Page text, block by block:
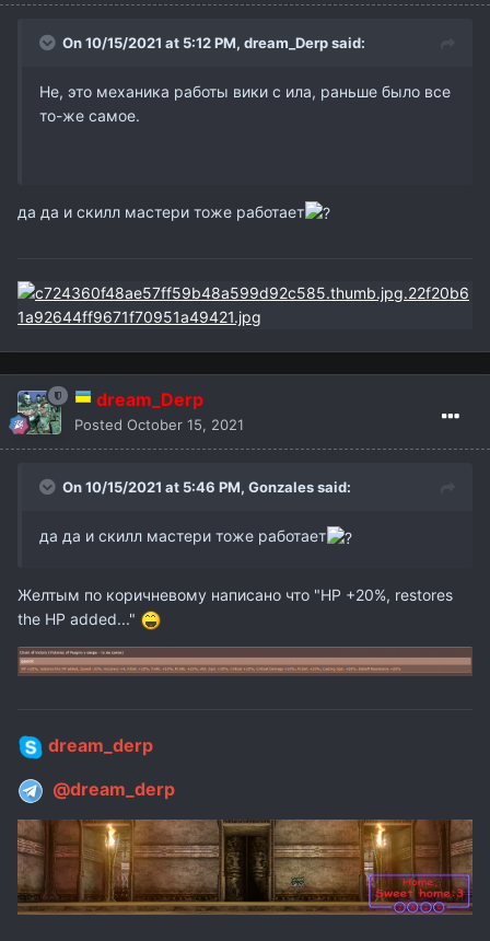
On 10/15/2021 at 5:12 PM, dream_Derpsaid:
Не, это механика работы вики с ила, раньше было все
то-же самое.
да да и скилл мастери тоже работает
dream_Derp
Posted October 15, 2021
On 10/15/2021 at 5:46 PM, Gonzalessaid:
да да и скилл мастери тоже работает
Желтым по коричневому написано что "HP +20%, restores
the HP added..."
dream_derp
@dream_derp